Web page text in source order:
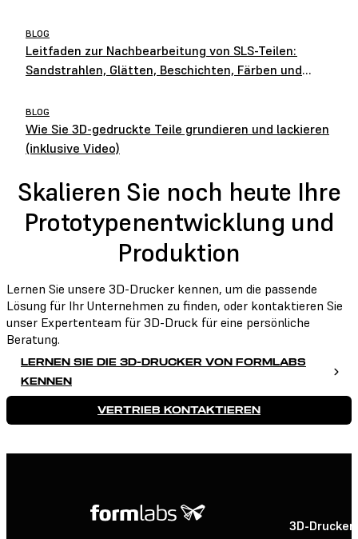
BLOG
Leitfaden zur Nachbearbeitung von SLS-Teilen:
Sandstrahlen, Glätten, Beschichten, Färben und
BLOG
Wie Sie 3D-gedruckte Teile grundieren und lackieren
(inklusive Video)
Skalieren Sie noch heute Ihre
Prototypenentwicklung und
Produktion
Lernen Sie unsere 3D-Drucker kennen, um die passende
Lösung für Ihr Unternehmen zu finden, oder kontaktieren Sie
unser Expertenteam für 3D-Druck für eine persönliche
Beratung.
LERNEN SIE DIE 3D-DRUCKER VON FORMLABS
KENNEN
VERTRIEB KONTAKTIEREN
3D-Drucker